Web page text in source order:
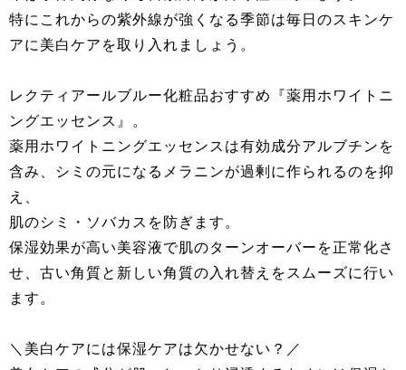
特にこれからの紫外線が強くなる季節は毎日のスキンケ
アに美白ケアを取り入れましょう。
レクティアールブルー化粧品おすすめ『薬用ホワイトニ
ングエッセンス』。
薬用ホワイトニングエッセンスは有効成分アルブチンを
含み、シミの元になるメラニンが過剰に作られるのを抑
え、
肌のシミ・ソバカスを防ぎます。
保湿効果が高い美容液で肌のターンオーバーを正常化さ
せ、古い角質と新しい角質の入れ替えをスムーズに行い
ます。
＼美白ケアには保湿ケアは欠かせない？／